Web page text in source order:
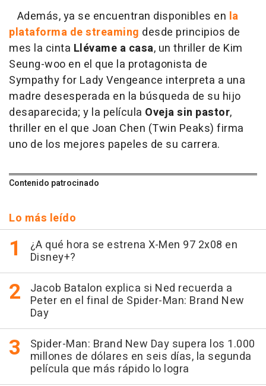
Además, ya se encuentran disponibles en la
plataforma de streaming desde principios de
mes la cinta Llévame a casa, un thriller de Kim
Seung-woo en el que la protagonista de
Sympathy for Lady Vengeance interpreta a una
madre desesperada en la búsqueda de su hijo
desaparecida; y la película Oveja sin pastor,
thriller en el que Joan Chen (Twin Peaks) firma
uno de los mejores papeles de su carrera.
Contenido patrocinado
Lo más leído
¿A qué hora se estrena X-Men 97 2x08 en
Disney+?
Jacob Batalon explica si Ned recuerda a
Peter en el final de Spider-Man: Brand New
Day
Spider-Man: Brand New Day supera los 1.000
millones de dólares en seis días, la segunda
película que más rápido lo logra